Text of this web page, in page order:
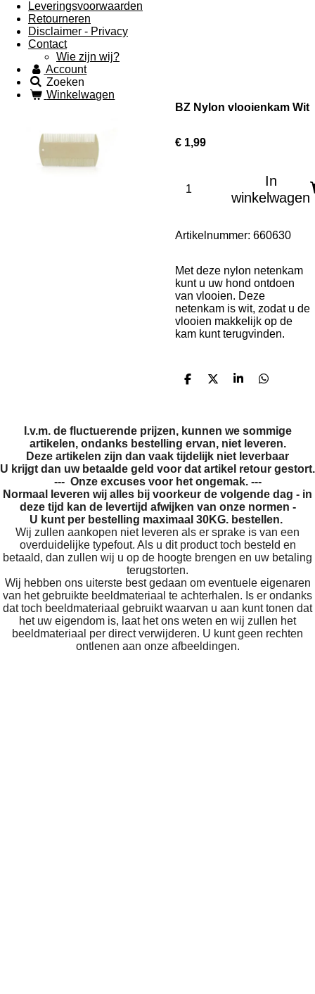
Leveringsvoorwaarden
Retourneren
Disclaimer - Privacy
Contact
Wie zijn wij?
Account
Zoeken
Winkelwagen
BZ Nylon vlooienkam Wit
€ 1,99
In
winkelwagen
Artikelnummer: 660630
Met deze nylon netenkam
kunt u uw hond ontdoen
van vlooien. Deze
netenkam is wit, zodat u de
vlooien makkelijk op de
kam kunt terugvinden.
D
n
D
S
e
D
n
I.v.m. de fluctuerende prijzen, kunnen we sommige
artikelen, ondanks bestelling ervan, niet leveren.
Deze artikelen zijn dan vaak tijdelijk niet leverbaar
U krijgt dan uw betaalde geld voor dat artikel retour gestort.
--- Onze excuses voor het ongemak. ---
Normaal leveren wij alles bij voorkeur de volgende dag - in
deze tijd kan de levertijd afwijken van onze normen -
U kunt per bestelling maximaal 30KG. bestellen.
Wij zullen aankopen niet leveren als er sprake is van een
overduidelijke typefout. Als u dit product toch besteld en
betaald, dan zullen wij u op de hoogte brengen en uw betaling
terugstorten.
Wij hebben ons uiterste best gedaan om eventuele eigenaren
van het gebruikte beeldmateriaal te achterhalen. Is er ondanks
dat toch beeldmateriaal gebruikt waarvan u aan kunt tonen dat
het uw eigendom is, laat het ons weten en wij zullen het
beeldmateriaal per direct verwijderen. U kunt geen rechten
ontlenen aan onze afbeeldingen.